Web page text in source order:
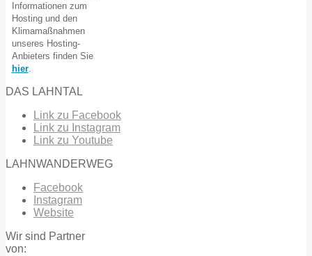
Informationen zum
Hosting und den
Klimamaßnahmen
unseres Hosting-
Anbieters finden Sie
hier.
DAS LAHNTAL
Link zu Facebook
Link zu Instagram
Link zu Youtube
LAHNWANDERWEG
Facebook
Instagram
Website
Wir sind Partner
von: